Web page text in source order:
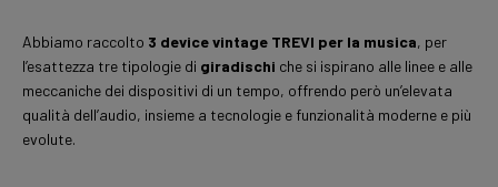
Abbiamo raccolto 3 device vintage TREVI per la musica, per
l’esattezza tre tipologie di giradischi che si ispirano alle linee e alle
meccaniche dei dispositivi di un tempo, offrendo però un’elevata
qualità dell’audio, insieme a tecnologie e funzionalità moderne e più
evolute.